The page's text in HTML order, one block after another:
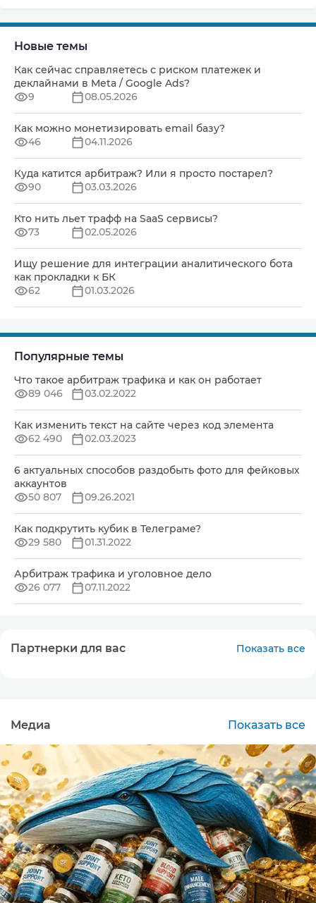
Новые темы
Как сейчас справляетесь с риском платежек и
деклайнами в Meta / Google Ads?
9
08.05.2026
Как можно монетизировать email базу?
46
04.11.2026
Куда катится арбитраж? Или я просто постарел?
90
03.03.2026
Кто нить льет трафф на SaaS сервисы?
73
02.05.2026
Ищу решение для интеграции аналитического бота
как прокладки к БК
62
01.03.2026
Популярные темы
Что такое арбитраж трафика и как он работает
89 046
03.02.2022
Как изменить текст на сайте через код элемента
62 490
02.03.2023
6 актуальных способов раздобыть фото для фейковых
аккаунтов
50 807
09.26.2021
Как подкрутить кубик в Телеграме?
29 580
01.31.2022
Арбитраж трафика и уголовное дело
26 077
07.11.2022
Партнерки для вас Показать все
CPA
MIN: $100
Подробнее
СPA
MIN: 5000 руб.
9.92
Медиа Показать все